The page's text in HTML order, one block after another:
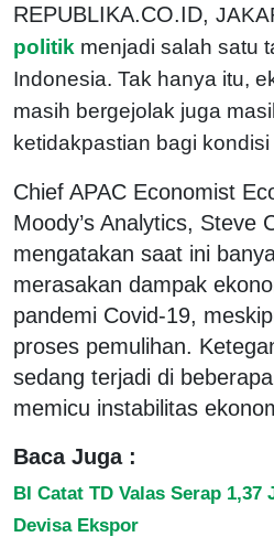
REPUBLIKA.CO.ID,
politik menjadi salah satu
Indonesia. Tak hanya itu,
masih bergejolak juga
ketidakpastian bagi
Chief APAC Economist
Moody’s Analytics, Steve
mengatakan saat ini
merasakan dampak
pandemi Covid-19,
proses pemulihan.
sedang terjadi di
memicu instabilitas
Baca Juga :
BI Catat TD Valas Serap
Devisa Ekspor